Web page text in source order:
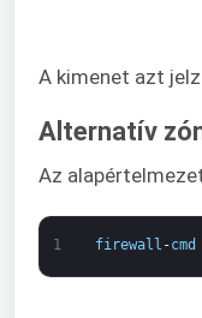
A kimenet azt
Alternatív
Az
1 firewall -cmd